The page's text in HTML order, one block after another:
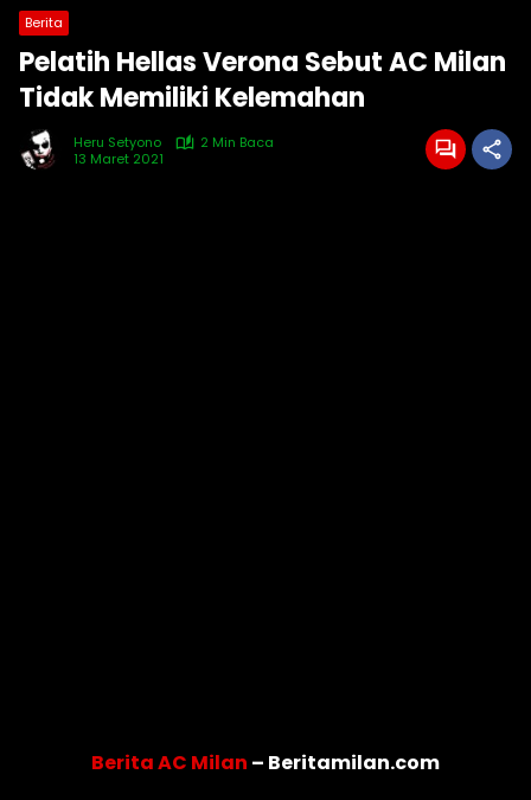
Berita
Pelatih Hellas Verona Sebut AC Milan
Tidak Memiliki Kelemahan
Heru Setyono
2 Min Baca
13 Maret 2021
Berita AC Milan – Beritamilan.com